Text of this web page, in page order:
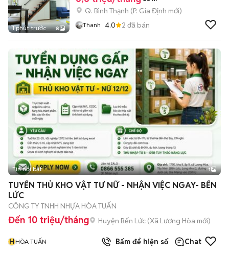
1 phút trước 8
Q. Bình Thạnh (P. Gia Định mới)
Thanh 4.0 2 đã bán
Tin nổi bật 1
TUYỂN THỦ KHO VẬT TƯ NỮ - NHẬN VIỆC NGAY- BẾN
LỨC
CÔNG TY TNHH NHỰA HÒA TUẤN
Đến 10 triệu/tháng Huyện Bến Lức (Xã Lương Hòa mới)
HHÒA TUẤN Bấm để hiện số Chat